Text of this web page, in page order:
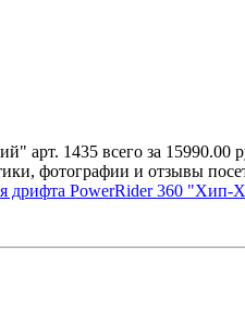
арт. 1435 всего за
фотографии и отзывы
дрифта PowerRider 360 "Хип-